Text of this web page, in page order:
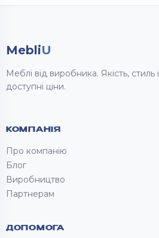
MebliU
Меблі від виробника. Якість, стиль і
доступні ціни.
КОМПАНІЯ
Про компанію
Блог
Виробництво
Партнерам
ДОПОМОГА